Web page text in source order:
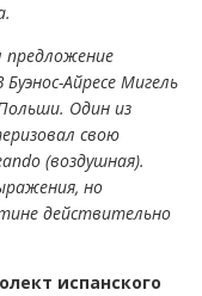
предложение
Айресе Мигель
Один из
свою
(воздушная).
но
действительно
испанского